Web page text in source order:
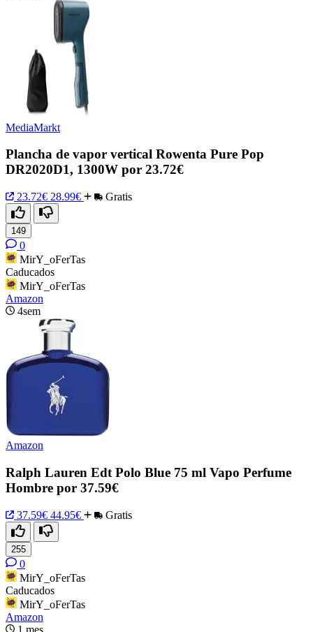
MediaMarkt
Plancha de vapor vertical Rowenta Pure Pop
DR2020D1, 1300W por 23.72€
23.72€ 28.99€ Gratis
149
0
MirY_oFerTas
Caducados
MirY_oFerTas
Amazon
4sem
Amazon
Ralph Lauren Edt Polo Blue 75 ml Vapo Perfume
Hombre por 37.59€
37.59€ 44.95€ Gratis
255
0
MirY_oFerTas
Caducados
MirY_oFerTas
Amazon
1 mes